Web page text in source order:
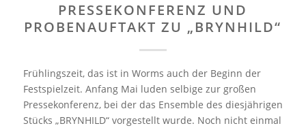
PRESSEKONFERENZ UND
PROBENAUFTAKT ZU „BRYNHILD“
Frühlingszeit, das ist in Worms auch der Beginn der
Festspielzeit. Anfang Mai luden selbige zur großen
Pressekonferenz, bei der das Ensemble des diesjährigen
Stücks „BRYNHILD“ vorgestellt wurde. Noch nicht einmal